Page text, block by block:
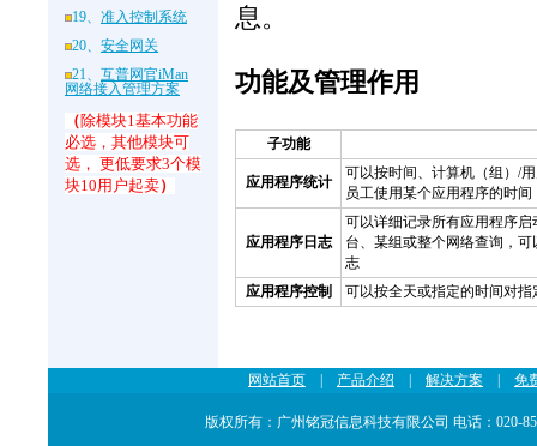
19、 准入控制系统
20、 安全网关
21、 互普网官iMan
网络接入管理方案
（除模块1基本功能
必选，其他模块可
选， 更低要求3个模
块10用户起卖）
息。
功能及管理作用
子功能
应用程序统计
可以按时间、计算机（组）/
员工使用某个应用程序的时
应用程序日志
可以详细记录所有应用程序
台、某组或整个网络查询，
志
应用程序控制
可以按全天或指定的时间对指
网站首页 产品介绍 解决方案 免
版权所有：广州铭冠信息科技有限公司 电话：020-